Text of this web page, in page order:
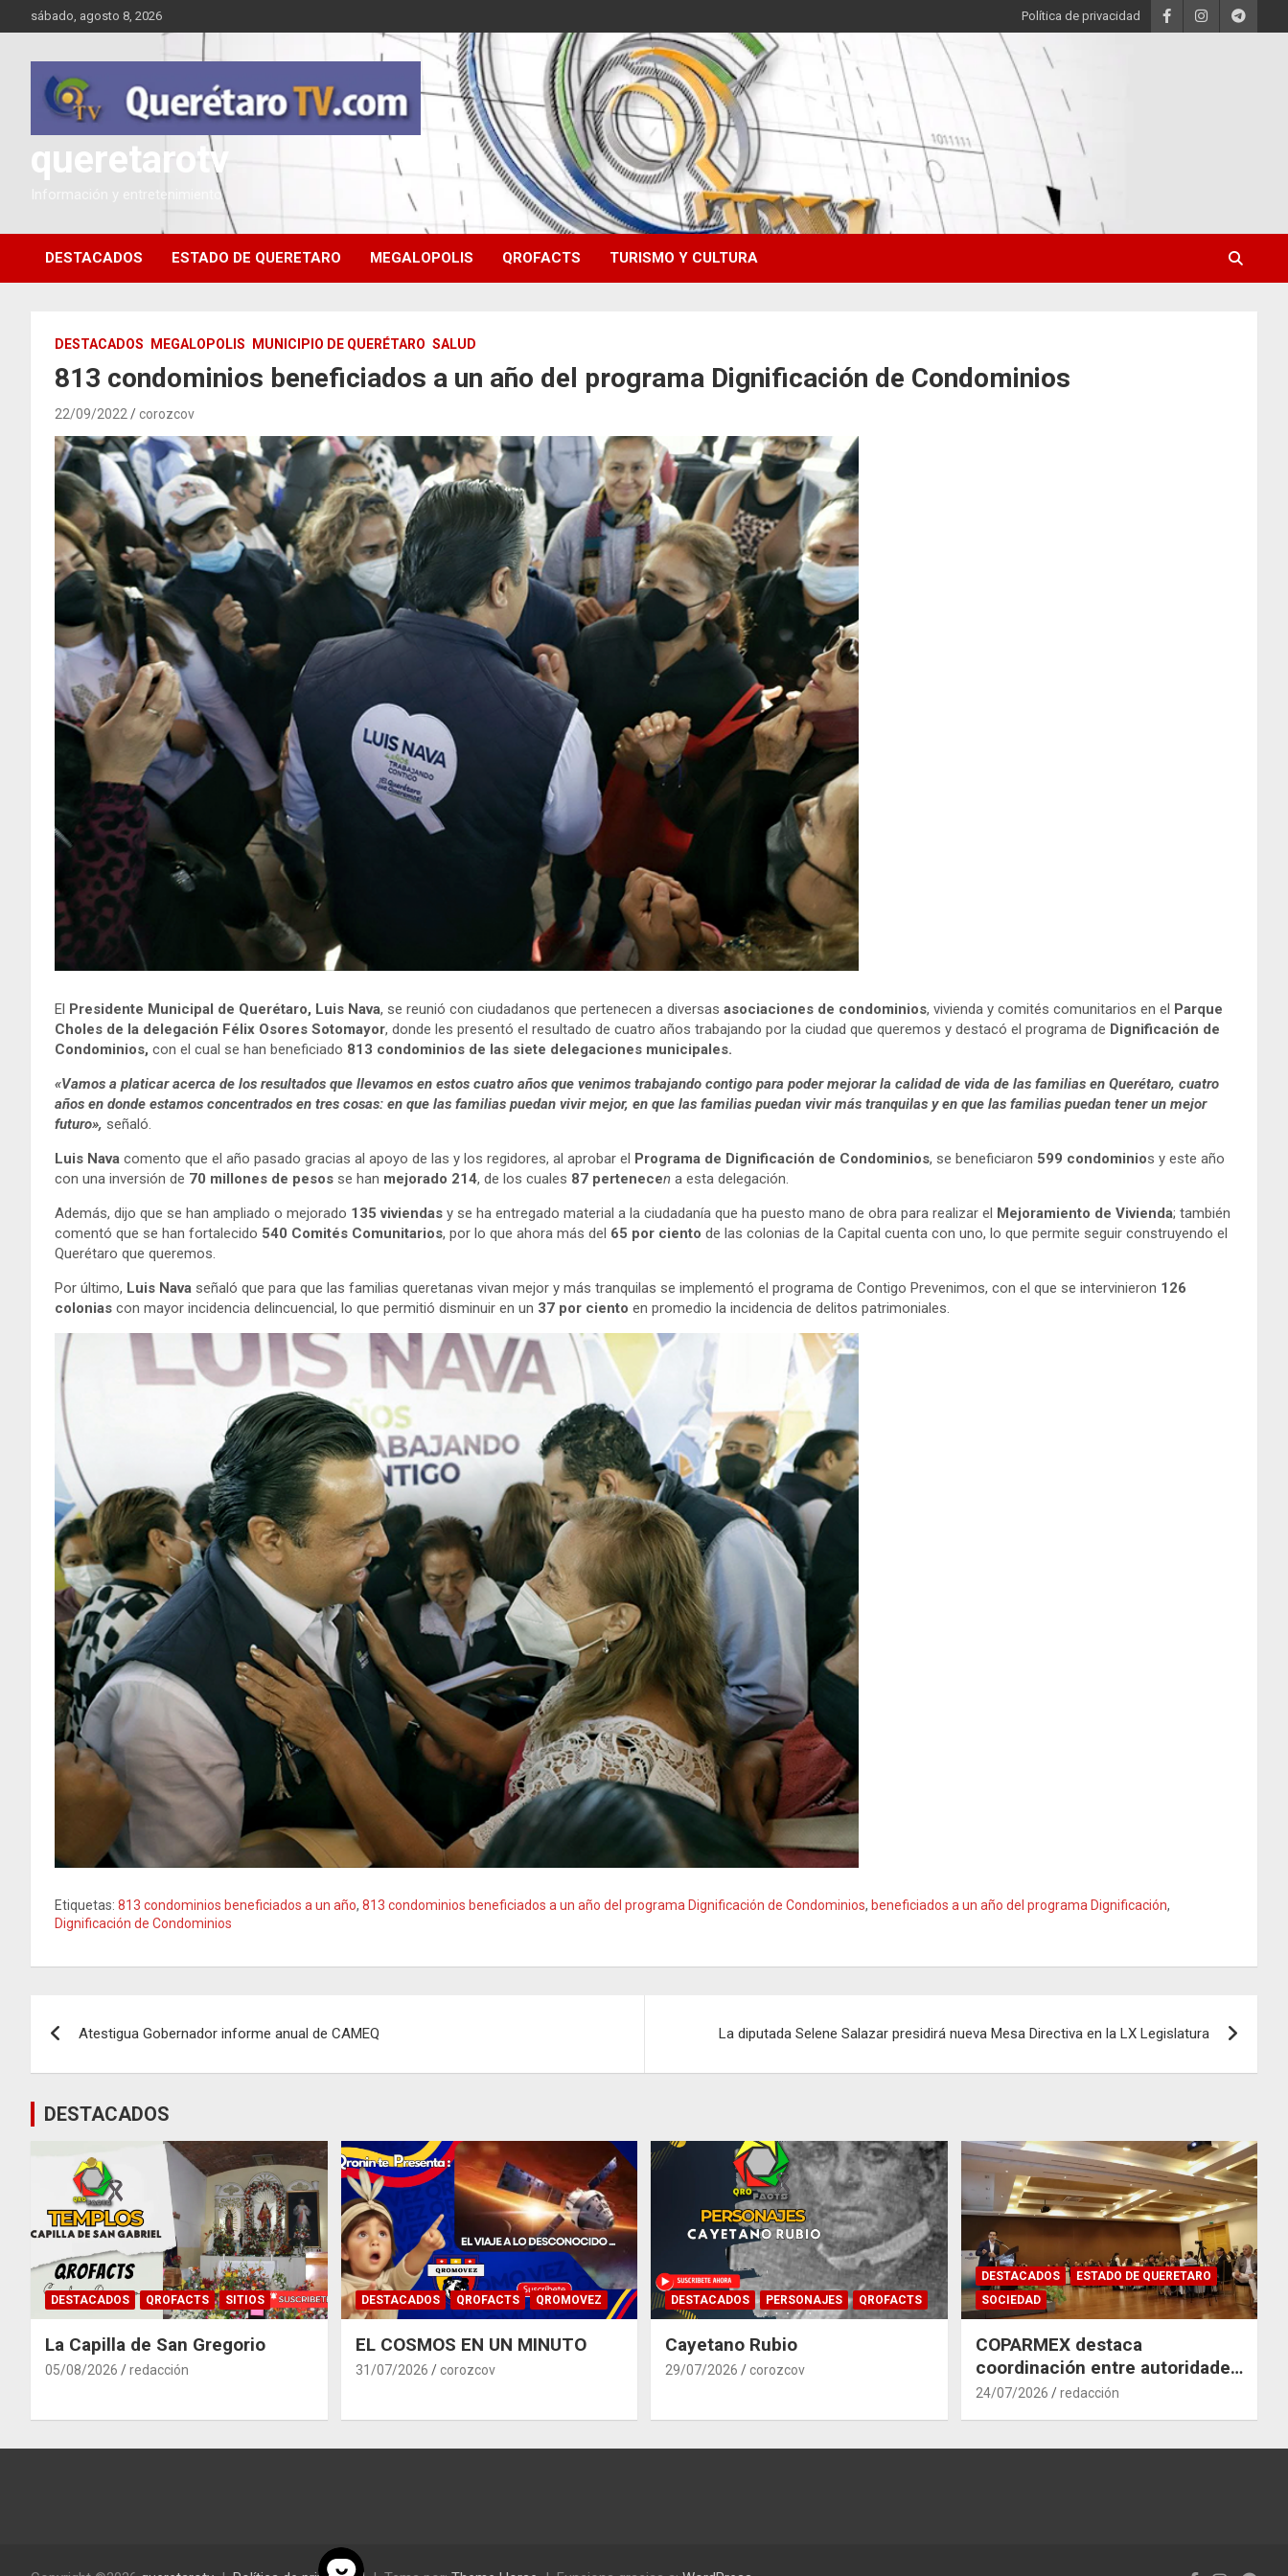
al
sábado, agosto 8, 2026 Política de privacidad
queretarotv
Información y entretenimiento
DESTACADOS ESTADO DE QUERETARO MEGALOPOLIS QROFACTS TURISMO Y CULTURA
DESTACADOS MEGALOPOLIS MUNICIPIO DE QUERÉTARO SALUD
813 condominios beneficiados a un año del programa Dignificación de Condominios
22/09/2022 corozcov
El Presidente Municipal de Querétaro, Luis Nava, se reunió con ciudadanos que pertenecen a diversas asociaciones de condominios, vivienda y comités comunitarios en el Parque
Choles de la delegación Félix Osores Sotomayor, donde les presentó el resultado de cuatro años trabajando por la ciudad que queremos y destacó el programa de Dignificación de
Condominios, con el cual se han beneficiado 813 condominios de las siete delegaciones municipales.
«Vamos a platicar acerca de los resultados que llevamos en estos cuatro años que venimos trabajando contigo para poder mejorar la calidad de vida de las familias en Querétaro, cuatro
años en donde estamos concentrados en tres cosas: en que las familias puedan vivir mejor, en que las familias puedan vivir más tranquilas y en que las familias puedan tener un mejor
futuro», señaló.
Luis Nava comento que el año pasado gracias al apoyo de las y los regidores, al aprobar el Programa de Dignificación de Condominios, se beneficiaron 599 condominios y este año
con una inversión de 70 millones de pesos se han mejorado 214, de los cuales 87 pertenecen a esta delegación.
Además, dijo que se han ampliado o mejorado 135 viviendas y se ha entregado material a la ciudadanía que ha puesto mano de obra para realizar el Mejoramiento de Vivienda; también
comentó que se han fortalecido 540 Comités Comunitarios, por lo que ahora más del 65 por ciento de las colonias de la Capital cuenta con uno, lo que permite seguir construyendo el
Querétaro que queremos.
Por último, Luis Nava señaló que para que las familias queretanas vivan mejor y más tranquilas se implementó el programa de Contigo Prevenimos, con el que se intervinieron 126
colonias con mayor incidencia delincuencial, lo que permitió disminuir en un 37 por ciento en promedio la incidencia de delitos patrimoniales.
Etiquetas: 813 condominios beneficiados a un año, 813 condominios beneficiados a un año del programa Dignificación de Condominios, beneficiados a un año del programa Dignificación,
Dignificación de Condominios
de
entradas
Atestigua Gobernador informe anual de CAMEQ La diputada Selene Salazar presidirá nueva Mesa Directiva en la LX Legislatura
DESTACADOS
DESTACADOS QROFACTS SITIOS
La Capilla de San Gregorio
05/08/2026 redacción
DESTACADOS QROFACTS QROMOVEZ
EL COSMOS EN UN MINUTO
31/07/2026 corozcov
DESTACADOS PERSONAJES QROFACTS
Cayetano Rubio
29/07/2026 corozcov
DESTACADOS
ESTADO DE QUERETARO
SOCIEDAD
COPARMEX destaca
coordinación entre autoridades
y empresas para mitigar el
24/07/2026 redacción